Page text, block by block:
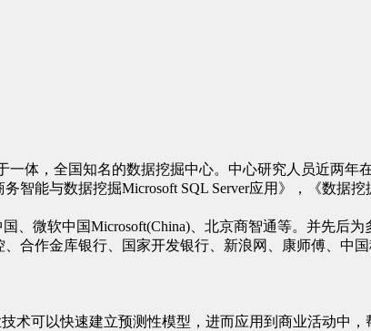
一体，全国知名的数据挖掘中心。中心研究人员近两年
智能与数据挖掘Microsoft SQL Server应用》，《数据挖
国、微软中国Microsoft(China) 、北京商智通等。并先后
合作金库银行、国家开发银行、新浪网、康师傅、中国
术可以快速建立预测性模型，进而应用到商业活动中